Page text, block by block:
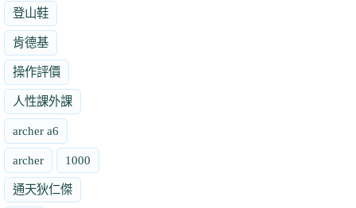
登山鞋
肯德基
操作評價
人性課外課
archer a6
archer 1000
通天狄仁傑